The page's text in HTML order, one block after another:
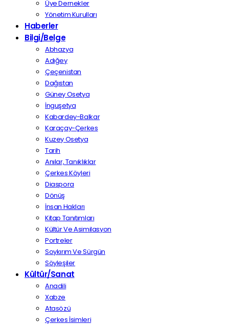
Üye Dernekler
Yönetim Kurulları
Haberler
Bilgi/Belge
Abhazya
Adığey
Çeçenistan
Dağıstan
Güney Osetya
İnguşetya
Kabardey-Balkar
Karaçay-Çerkes
Kuzey Osetya
Tarih
Anılar, Tanıklıklar
Çerkes Köyleri
Diaspora
Dönüş
İnsan Hakları
Kitap Tanıtımları
Kültür Ve Asimilasyon
Portreler
Soykırım Ve Sürgün
Söyleşiler
Kültür/Sanat
Anadili
Xabze
Atasözü
Çerkes İsimleri